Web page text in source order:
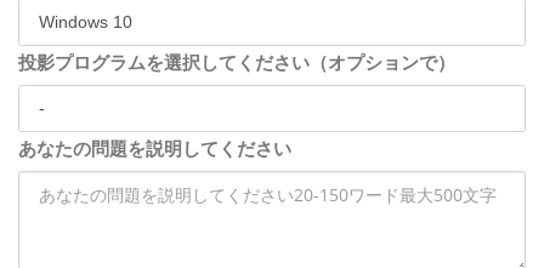
投影プログラムを選択してください（オプションで）
あなたの問題を説明してください